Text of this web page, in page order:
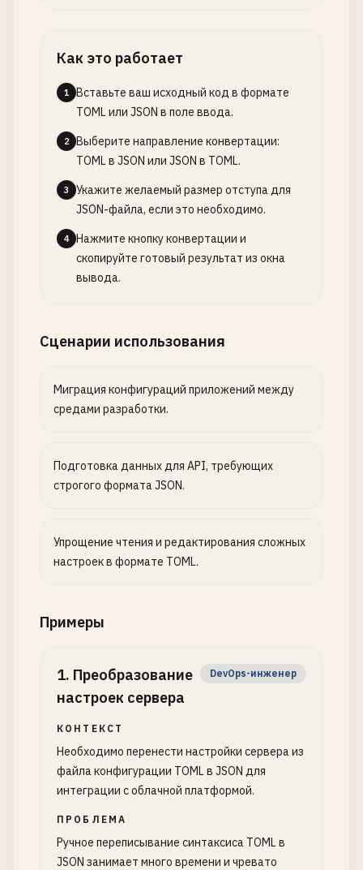
Как это работает
1
Вставьте ваш исходный код в формате
TOML или JSON в поле ввода.
2
Выберите направление конвертации:
TOML в JSON или JSON в TOML.
3
Укажите желаемый размер отступа для
JSON-файла, если это необходимо.
4
Нажмите кнопку конвертации и
скопируйте готовый результат из окна
вывода.
Сценарии использования
Миграция конфигураций приложений между
средами разработки.
Подготовка данных для API, требующих
строгого формата JSON.
Упрощение чтения и редактирования сложных
настроек в формате TOML.
Примеры
1. Преобразование
настроек сервера
DevOps-инженер
КОНТЕКСТ
Необходимо перенести настройки сервера из
файла конфигурации TOML в JSON для
интеграции с облачной платформой.
ПРОБЛЕМА
Ручное переписывание синтаксиса TOML в
JSON занимает много времени и чревато